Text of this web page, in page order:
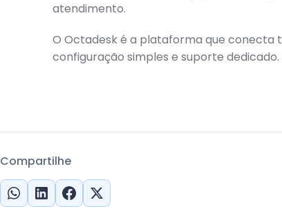
atendimento.
O Octadesk é a plataforma que conecta
configuração simples e suporte dedicado.
Compartilhe